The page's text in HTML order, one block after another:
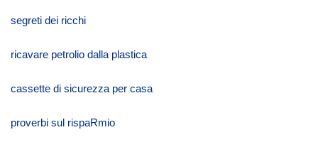
segreti dei ricchi
ricavare petrolio dalla plastica
cassette di sicurezza per casa
proverbi sul rispaRmio